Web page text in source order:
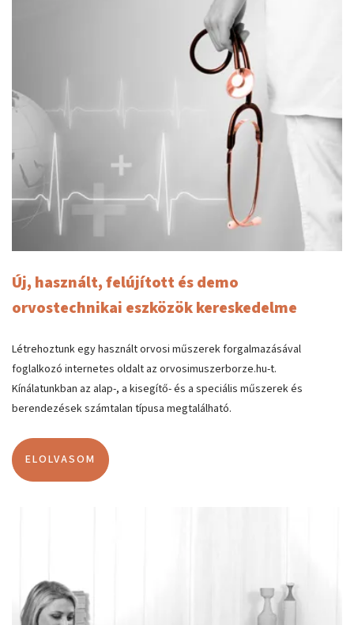
Új, használt, felújított és demo
orvostechnikai eszközök kereskedelme
Létrehoztunk egy használt orvosi műszerek forgalmazásával
foglalkozó internetes oldalt az orvosimuszerborze.hu-t.
Kínálatunkban az alap-, a kisegítő- és a speciális műszerek és
berendezések számtalan típusa megtalálható.
ELOLVASOM